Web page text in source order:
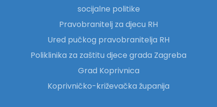
socijalne politike
Pravobranitelj za djecu RH
Ured pučkog pravobranitelja RH
Poliklinika za zaštitu djece grada Zagreba
Grad Koprivnica
Koprivničko-križevačka županija